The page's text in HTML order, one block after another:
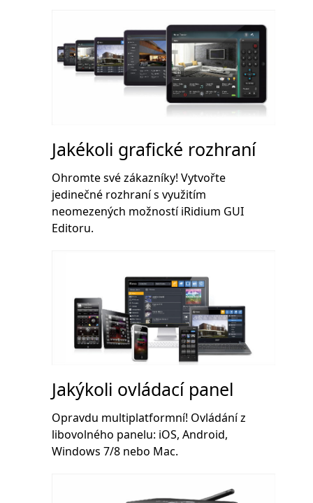
Jakékoli grafické rozhraní
Ohromte své zákazníky! Vytvořte
jedinečné rozhraní s využitím
neomezených možností iRidium GUI
Editoru.
Jakýkoli ovládací panel
Opravdu multiplatformní! Ovládání z
libovolného panelu: iOS, Android,
Windows 7/8 nebo Mac.